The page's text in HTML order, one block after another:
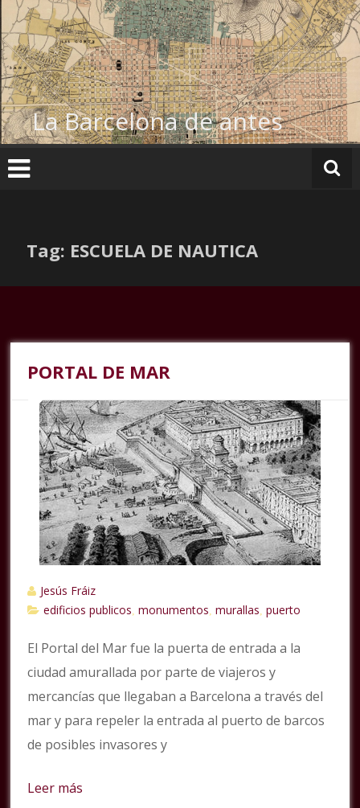
contenido
La Barcelona de antes
Tag: ESCUELA DE NAUTICA
PORTAL DE MAR
Jesús Fráiz
edificios publicos
,monumentos ,murallas ,puerto
El Portal del Mar fue la puerta de entrada a la
ciudad amurallada por parte de viajeros y
mercancías que llegaban a Barcelona a través del
mar y para repeler la entrada al puerto de barcos
de posibles invasores y
Leer más